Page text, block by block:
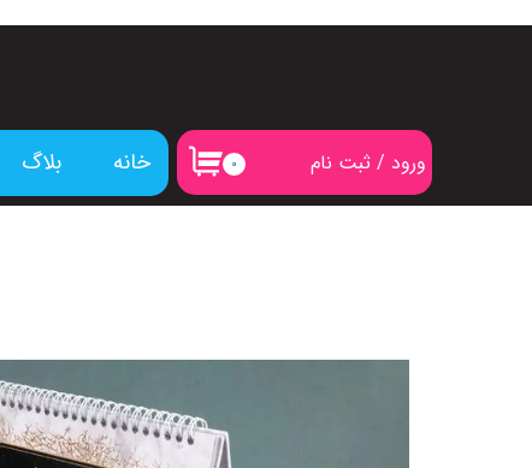
۰ ورود / ثبت نام
حساب کاربری من
خانه بلاگ